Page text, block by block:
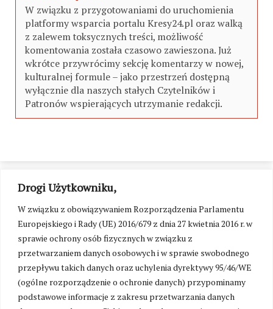
Drogi Użytkowniku,
W związku z obowiązywaniem Rozporządzenia Parlamentu
Europejskiego i Rady (UE) 2016/679 z dnia 27 kwietnia 2016 r. w
sprawie ochrony osób fizycznych w związku z
przetwarzaniem danych osobowych i w sprawie swobodnego
przepływu takich danych oraz uchylenia dyrektywy 95/46/WE
(ogólne rozporządzenie o ochronie danych) przypominamy
podstawowe informacje z zakresu przetwarzania danych
W związku z przygotowaniami do uruchomienia
platformy wsparcia portalu Kresy24.pl oraz walką
z zalewem toksycznych treści, możliwość
komentowania została czasowo zawieszona. Już
wkrótce przywrócimy sekcję komentarzy w nowej,
kulturalnej formule – jako przestrzeń dostępną
wyłącznie dla naszych stałych Czytelników i
Patronów wspierających utrzymanie redakcji.